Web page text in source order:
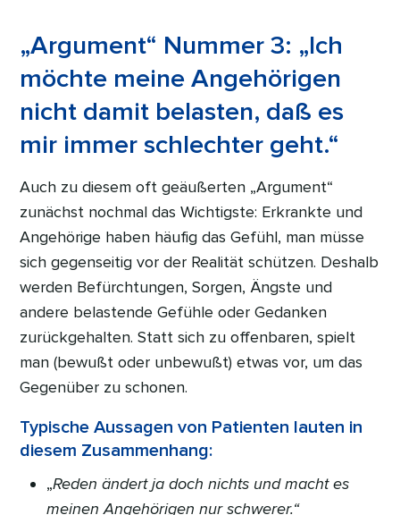
„Argument“ Nummer 3: „Ich
möchte meine Angehörigen
nicht damit belasten, daß es
mir immer schlechter geht.“
Auch zu diesem oft geäußerten „Argument“
zunächst nochmal das Wichtigste: Erkrankte und
Angehörige haben häufig das Gefühl, man müsse
sich gegenseitig vor der Realität schützen. Deshalb
werden Befürchtungen, Sorgen, Ängste und
andere belastende Gefühle oder Gedanken
zurückgehalten. Statt sich zu offenbaren, spielt
man (bewußt oder unbewußt) etwas vor, um das
Gegenüber zu schonen.
Typische Aussagen von Patienten lauten in
diesem Zusammenhang:
„Reden ändert ja doch nichts und macht es
meinen Angehörigen nur schwerer.“